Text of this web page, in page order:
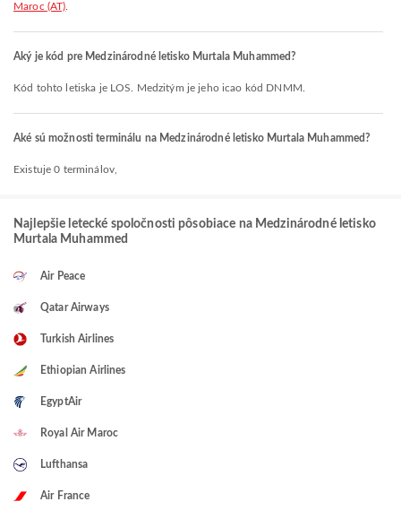
Maroc (AT)
Aký je kód pre Medzinárodné letisko Murtala Muhammed?
Kód tohto letiska je LOS. Medzitým je jeho icao kód DNMM.
Aké sú možnosti terminálu na Medzinárodné letisko Murtala Muhammed?
Existuje 0 terminálov,
Najlepšie letecké spoločnosti pôsobiace na Medzinárodné letisko
Murtala Muhammed
Air Peace
Qatar Airways
Turkish Airlines
Ethiopian Airlines
EgyptAir
Royal Air Maroc
Lufthansa
Air France